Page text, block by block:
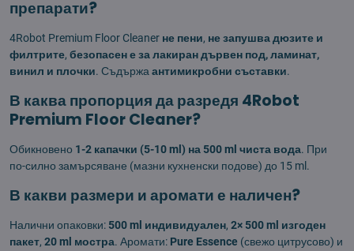
препарати?
4Robot Premium Floor Cleaner не пени, не запушва дюзите и
филтрите, безопасен е за лакиран дървен под, ламинат,
винил и плочки. Съдържа антимикробни съставки.
В каква пропорция да разредя 4Robot
Premium Floor Cleaner?
Обикновено 1-2 капачки (5-10 ml) на 500 ml чиста вода. При
по-силно замърсяване (мазни кухненски подове) до 15 ml.
В какви размери и аромати е наличен?
Налични опаковки: 500 ml индивидуален, 2× 500 ml изгоден
пакет, 20 ml мостра. Аромати: Pure Essence (свежо цитрусово) и